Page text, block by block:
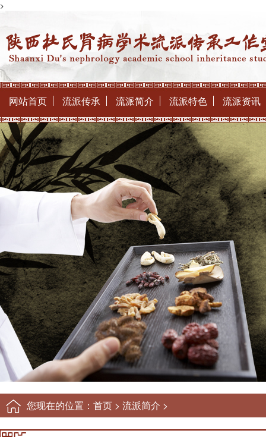
>
网站首页 流派传承 流派简介 流派特色 流派资讯
您现在的位置： 首页 > 流派简介 >